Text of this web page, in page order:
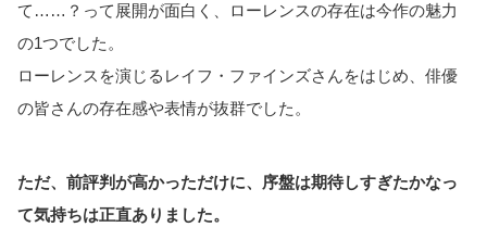
て……？って展開が面白く、ローレンスの存在は今作の魅力
の1つでした。
ローレンスを演じるレイフ・ファインズさんをはじめ、俳優
の皆さんの存在感や表情が抜群でした。
ただ、前評判が高かっただけに、序盤は期待しすぎたかなっ
て気持ちは正直ありました。